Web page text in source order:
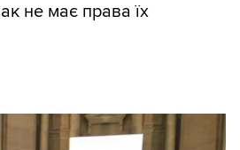
не має права їх